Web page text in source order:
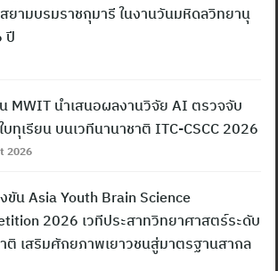
ยามบรมราชกุมารี ในงานวันมหิดลวิทยานุ
ปี
MWIT นำเสนอผลงานวิจัย AI ตรวจจับ
บทุเรียน บนเวทีนานาชาติ ITC-CSCC 2026
2026
ขัน Asia Youth Brain Science
2026 เวทีประสาทวิทยาศาสตร์ระดับ
ติ เสริมศักยภาพเยาวชนสู่มาตรฐานสากล